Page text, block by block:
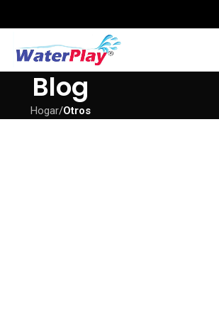
Blog
Hogar/Otros